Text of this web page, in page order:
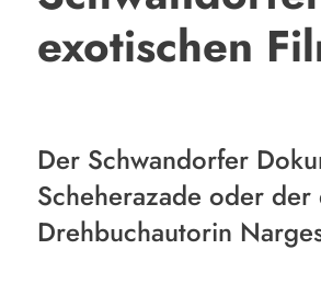
exotischen
Der Schwandorfer
Scheherazade oder der
Drehbuchautorin